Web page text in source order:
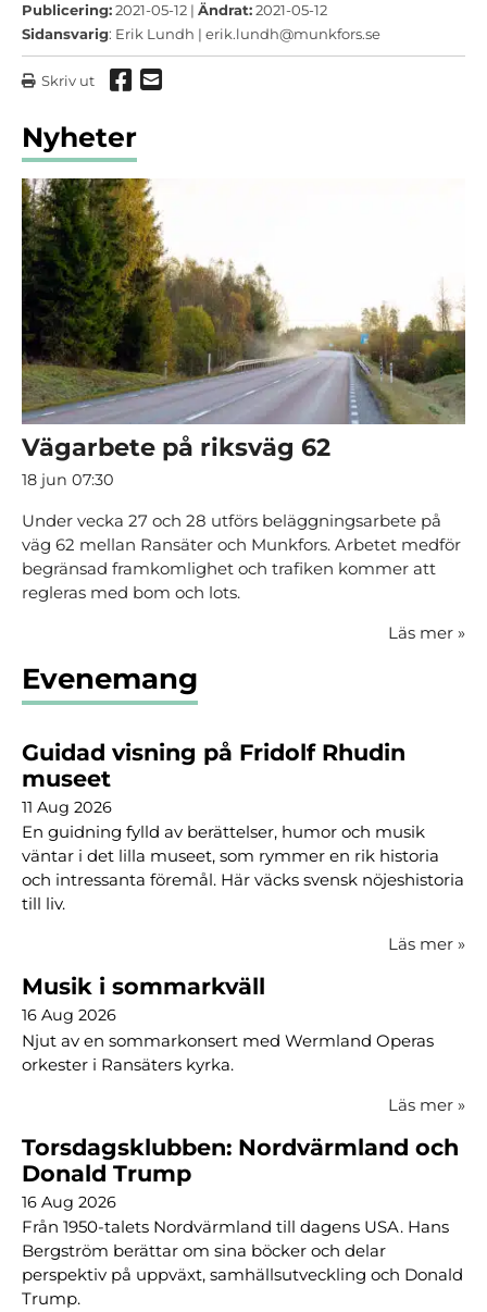
Publicering:2021-05-12 | Ändrat:2021-05-12
Sidansvarig: Erik Lundh | erik.lundh@munkfors.se
Skriv ut Dela via Facebook
Dela via mail
Nyheter
Vägarbete på riksväg 62
18 jun 07:30
Under vecka 27 och 28 utförs beläggningsarbete på
väg 62 mellan Ransäter och Munkfors. Arbetet medför
begränsad framkomlighet och trafiken kommer att
regleras med bom och lots.
Läs mer »
Evenemang
Guidad visning på Fridolf Rhudin
museet
11 Aug 2026
En guidning fylld av berättelser, humor och musik
väntar i det lilla museet, som rymmer en rik historia
och intressanta föremål. Här väcks svensk nöjeshistoria
till liv.
Läs mer »
Musik i sommarkväll
16 Aug 2026
Njut av en sommarkonsert med Wermland Operas
orkester i Ransäters kyrka.
Läs mer »
Torsdagsklubben: Nordvärmland och
Donald Trump
16 Aug 2026
Från 1950-talets Nordvärmland till dagens USA. Hans
Bergström berättar om sina böcker och delar
perspektiv på uppväxt, samhällsutveckling och Donald
Trump.